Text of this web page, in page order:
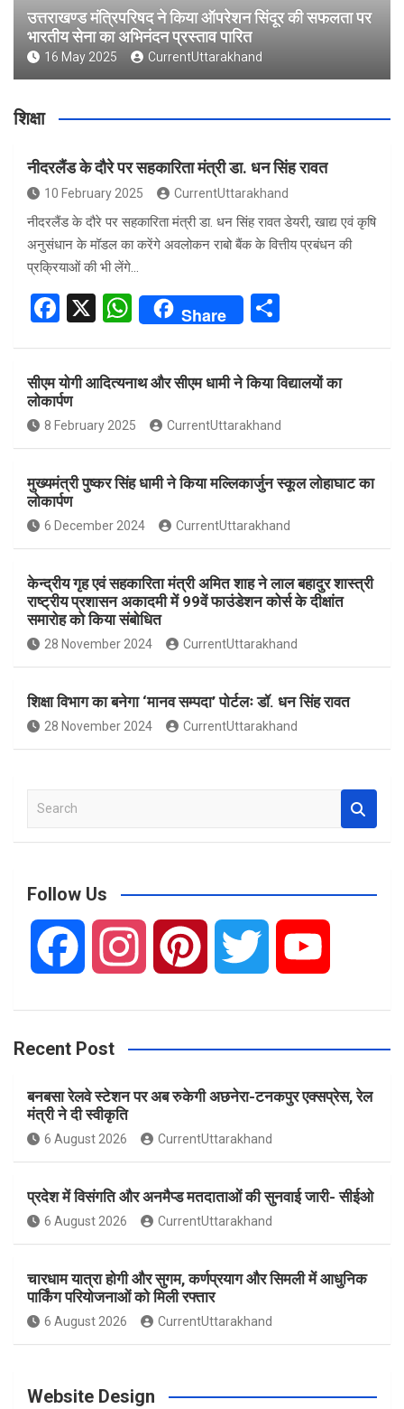
उत्तराखण्ड मंत्रिपरिषद ने किया ऑपरेशन सिंदूर की सफलता पर
भारतीय सेना का अभिनंदन प्रस्ताव पारित
16 May 2025 CurrentUttarakhand
शिक्षा
नीदरलैंड के दौरे पर सहकारिता मंत्री डा. धन सिंह रावत
10 February 2025 CurrentUttarakhand
नीदरलैंड के दौरे पर सहकारिता मंत्री डा. धन सिंह रावत डेयरी, खाद्य एवं कृषि
अनुसंधान के मॉडल का करेंगे अवलोकन राबो बैंक के वित्तीय प्रबंधन की
प्रक्रियाओं की भी लेंगे…
F
ce
b
o
o
k
X
W
s
A
p
p
Share
ar
e
सीएम योगी आदित्यनाथ और सीएम धामी ने किया विद्यालयों का
लोकार्पण
8 February 2025 CurrentUttarakhand
मुख्यमंत्री पुष्कर सिंह धामी ने किया मल्लिकार्जुन स्कूल लोहाघाट का
लोकार्पण
6 December 2024 CurrentUttarakhand
केन्द्रीय गृह एवं सहकारिता मंत्री अमित शाह ने लाल बहादुर शास्त्री
राष्ट्रीय प्रशासन अकादमी में 99वें फाउंडेशन कोर्स के दीक्षांत
समारोह को किया संबोधित
28 November 2024 CurrentUttarakhand
शिक्षा विभाग का बनेगा ‘मानव सम्पदा’ पोर्टलः डॉ. धन सिंह रावत
28 November 2024 CurrentUttarakhand
a
c
Follow Us
c
e
b
o
o
k
s
a
g
r
a
n
e
r
e
s
i
t
e
r
u
T
u
e
Recent Post
बनबसा रेलवे स्टेशन पर अब रुकेगी अछनेरा-टनकपुर एक्सप्रेस, रेल
मंत्री ने दी स्वीकृति
6 August 2026 CurrentUttarakhand
प्रदेश में विसंगति और अनमैप्ड मतदाताओं की सुनवाई जारी- सीईओ
6 August 2026 CurrentUttarakhand
चारधाम यात्रा होगी और सुगम, कर्णप्रयाग और सिमली में आधुनिक
पार्किंग परियोजनाओं को मिली रफ्तार
6 August 2026 CurrentUttarakhand
Website Design